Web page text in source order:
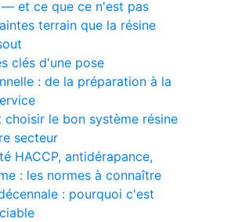
et ce que ce n'est pas
terrain que la résine
clés d'une pose
: de la préparation à la
choisir le bon système résine
secteur
HACCP, antidérapance,
: les normes à connaître
: pourquoi c'est